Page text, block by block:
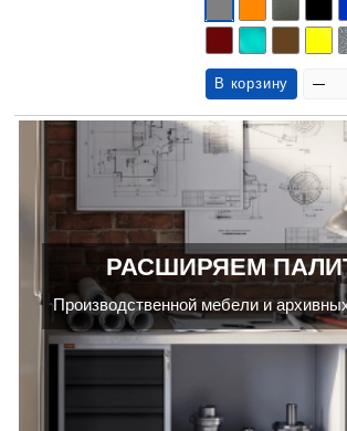
В корзину
РАСШИРЯЕМ
Производственной мебели и